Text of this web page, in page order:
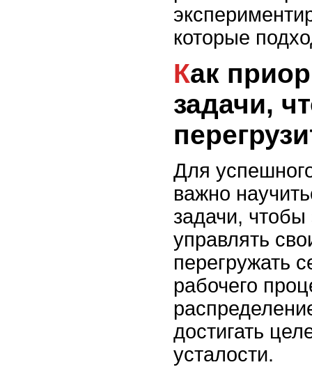
которые
Как приоритизировать
задачи,
Для
важно
задачи,
управлять
перегружать
рабочего
достигать
усталости.